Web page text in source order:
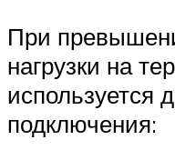
При
нагрузки на
используется
подключения: